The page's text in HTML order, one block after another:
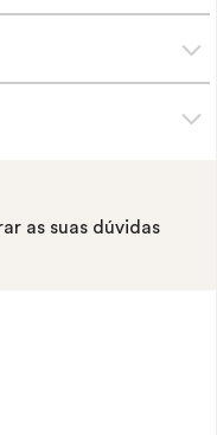
as suas dúvidas